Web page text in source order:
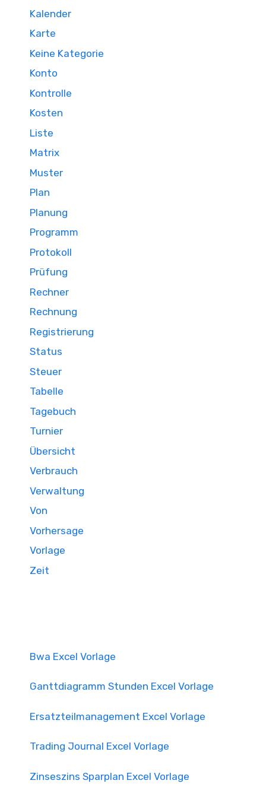
Kalender
Karte
Keine Kategorie
Konto
Kontrolle
Kosten
Liste
Matrix
Muster
Plan
Planung
Programm
Protokoll
Prüfung
Rechner
Rechnung
Registrierung
Status
Steuer
Tabelle
Tagebuch
Turnier
Übersicht
Verbrauch
Verwaltung
Von
Vorhersage
Vorlage
Zeit
Bwa Excel Vorlage
Ganttdiagramm Stunden Excel Vorlage
Ersatzteilmanagement Excel Vorlage
Trading Journal Excel Vorlage
Zinseszins Sparplan Excel Vorlage